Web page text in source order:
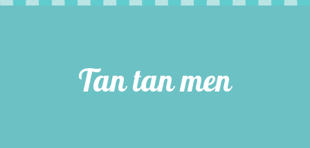
Tan tan men